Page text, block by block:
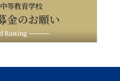
等教育学校
金のお願い
Raising